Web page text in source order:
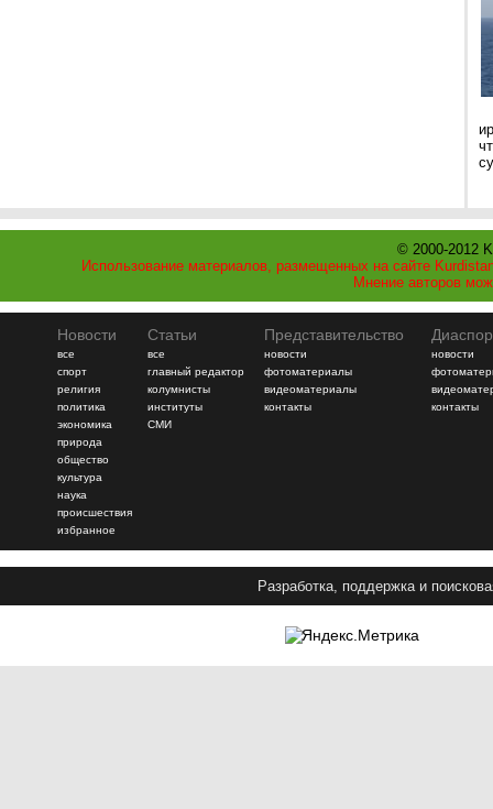
© 2000-2012
Использование материалов, размещенных на сайте
Мнение авторов
Новости
все
спорт
религия
политика
экономика
природа
общество
культура
наука
происшествия
избранное
Статьи
все
главный редактор
колумнисты
институты
СМИ
Представительство
новости
фотоматериалы
видеоматериалы
контакты
новости
контакты
Разработка, поддержка и